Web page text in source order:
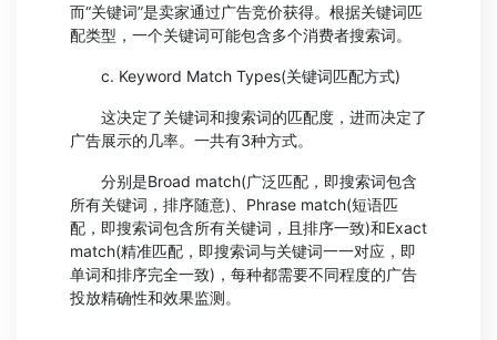
而“关键词”是卖家通过广告竞价获得。根据关键词匹
配类型，一个关键词可能包含多个消费者搜索词。
c. Keyword Match Types(关键词匹配方式)
这决定了关键词和搜索词的匹配度，进而决定了
广告展示的几率。一共有3种方式。
分别是Broad match(广泛匹配，即搜索词包含
所有关键词，排序随意)、Phrase match(短语匹
配，即搜索词包含所有关键词，且排序一致)和Exact
match(精准匹配，即搜索词与关键词一一对应，即
单词和排序完全一致)，每种都需要不同程度的广告
投放精确性和效果监测。